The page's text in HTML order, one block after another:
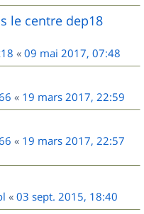
le centre dep18
« 09 mai 2017, 07:48
« 19 mars 2017, 22:59
« 19 mars 2017, 22:57
« 03 sept. 2015, 18:40